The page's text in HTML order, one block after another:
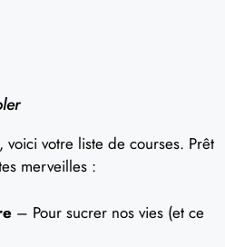
voici votre liste de courses. Prêt
merveilles :
– Pour sucrer nos vies (et ce